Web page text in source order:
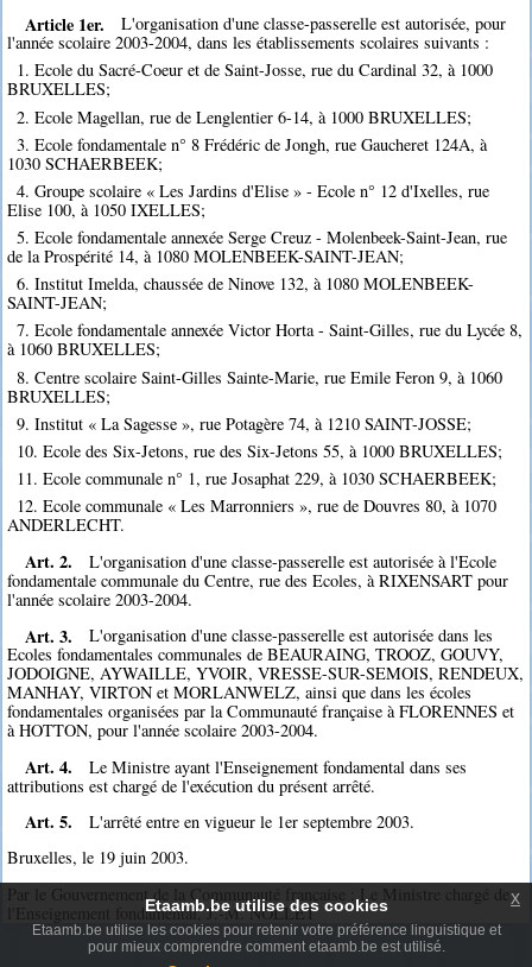
Article 1er.
L'organisation d'une classe-passerelle est autorisée, pour
l'année scolaire 2003-2004, dans les établissements scolaires suivants :
1. Ecole du Sacré-Coeur et de Saint-Josse, rue du Cardinal 32, à 1000
BRUXELLES;
2. Ecole Magellan, rue de Lenglentier 6-14, à 1000 BRUXELLES;
3. Ecole fondamentale n° 8 Frédéric de Jongh, rue Gaucheret 124A, à
1030 SCHAERBEEK;
4. Groupe scolaire « Les Jardins d'Elise » - Ecole n° 12 d'Ixelles, rue
Elise 100, à 1050 IXELLES;
5. Ecole fondamentale annexée Serge Creuz - Molenbeek-Saint-Jean, rue
de la Prospérité 14, à 1080 MOLENBEEK-SAINT-JEAN;
6. Institut Imelda, chaussée de Ninove 132, à 1080 MOLENBEEK-
SAINT-JEAN;
7. Ecole fondamentale annexée Victor Horta - Saint-Gilles, rue du Lycée 8,
à 1060 BRUXELLES;
8. Centre scolaire Saint-Gilles Sainte-Marie, rue Emile Feron 9, à 1060
BRUXELLES;
9. Institut « La Sagesse », rue Potagère 74, à 1210 SAINT-JOSSE;
10. Ecole des Six-Jetons, rue des Six-Jetons 55, à 1000 BRUXELLES;
11. Ecole communale n° 1, rue Josaphat 229, à 1030 SCHAERBEEK;
12. Ecole communale « Les Marronniers », rue de Douvres 80, à 1070
ANDERLECHT.
Art. 2.
L'organisation d'une classe-passerelle est autorisée à l'Ecole
fondamentale communale du Centre, rue des Ecoles, à RIXENSART pour
l'année scolaire 2003-2004.
Art. 3.
L'organisation d'une classe-passerelle est autorisée dans les
Ecoles fondamentales communales de BEAURAING, TROOZ, GOUVY,
JODOIGNE, AYWAILLE, YVOIR, VRESSE-SUR-SEMOIS, RENDEUX,
MANHAY, VIRTON et MORLANWELZ, ainsi que dans les écoles
fondamentales organisées par la Communauté française à FLORENNES et
à HOTTON, pour l'année scolaire 2003-2004.
Art. 4.
Le Ministre ayant l'Enseignement fondamental dans ses
attributions est chargé de l'exécution du présent arrêté.
Art. 5.
L'arrêté entre en vigueur le 1er septembre 2003.
Bruxelles, le 19 juin 2003.
Par le Gouvernement de la Communauté française : Le Ministre chargé de
l'Enseignement fondamental, J.-M. NOLLET
Etaamb.be utilise des cookies
Etaamb.be utilise les cookies pour retenir votre préférence linguistique et
pour mieux comprendre comment etaamb.be est utilisé.
x